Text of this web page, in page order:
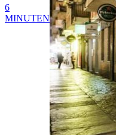
6
MINUTEN